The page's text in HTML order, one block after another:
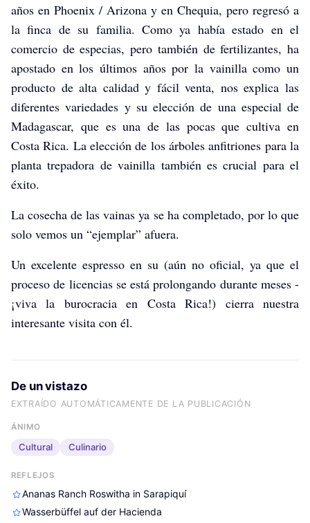
años en Phoenix / Arizona y en Chequia, pero regresó a
la finca de su familia. Como ya había estado en el
comercio de especias, pero también de fertilizantes, ha
apostado en los últimos años por la vainilla como un
producto de alta calidad y fácil venta, nos explica las
diferentes variedades y su elección de una especial de
Madagascar, que es una de las pocas que cultiva en
Costa Rica. La elección de los árboles anfitriones para la
planta trepadora de vainilla también es crucial para el
éxito.
La cosecha de las vainas ya se ha completado, por lo que
solo vemos un “ejemplar” afuera.
Un excelente espresso en su (aún no oficial, ya que el
proceso de licencias se está prolongando durante meses -
¡viva la burocracia en Costa Rica!) cierra nuestra
interesante visita con él.
De un vistazo
EXTRAÍDO AUTOMÁTICAMENTE DE LA PUBLICACIÓN
ÁNIMO
Cultural Culinario
REFLEJOS
Ananas Ranch Roswitha in Sarapiquí
Wasserbüffel auf der Hacienda